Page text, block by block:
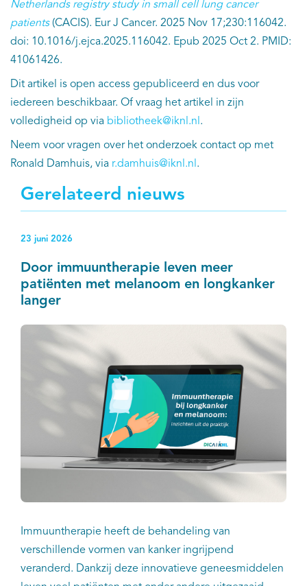
Netherlands registry study in small cell lung cancer
patients(CACIS). Eur J Cancer. 2025 Nov 17;230:116042.
doi: 10.1016/j.ejca.2025.116042. Epub 2025 Oct 2. PMID:
41061426.
Dit artikel is open access gepubliceerd en dus voor
iedereen beschikbaar. Of vraag het artikel in zijn
volledigheid op via bibliotheek@iknl.nl .
Neem voor vragen over het onderzoek contact op met
Ronald Damhuis, via r.damhuis@iknl.nl .
Gerelateerd nieuws
23 juni 2026
Door immuuntherapie leven meer
patiënten met melanoom en longkanker
langer
Immuuntherapie heeft de behandeling van
verschillende vormen van kanker ingrijpend
veranderd. Dankzij deze innovatieve geneesmiddelen